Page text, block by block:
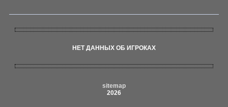
НЕТ ДАННЫХ ОБ ИГРОКАХ
sitemap
2026